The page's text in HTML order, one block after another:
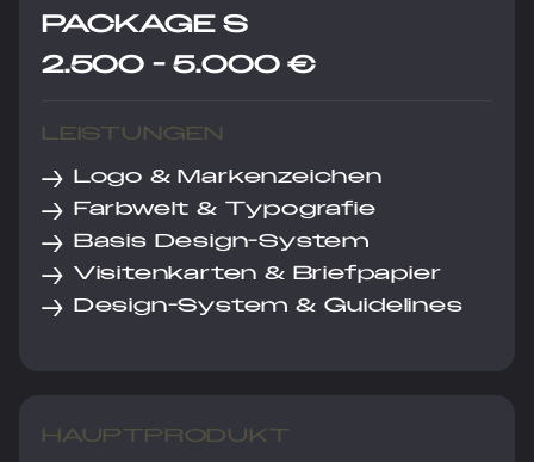
PACKAGE S
2.500 - 5.000 €
LEISTUNGEN
→ Logo & Markenzeichen
→ Farbwelt & Typografie
→ Basis Design-System
→ Visitenkarten & Briefpapier
→ Design-System & Guidelines
HAUPTPRODUKT